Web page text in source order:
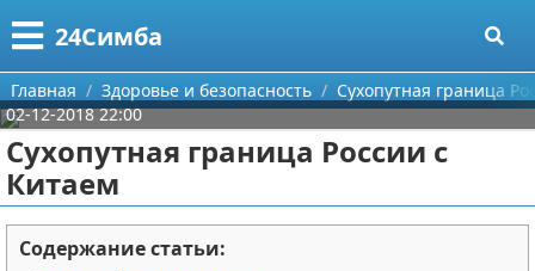
24Симба
Меню
Главная
Категории
Государство и право
Причинение вреда
Поиск
О проекте
Главная Здоровье и безопасность
Сухопутная граница
02-12-2018 22:00
Сухопутная граница России с
Китаем
Содержание статьи: